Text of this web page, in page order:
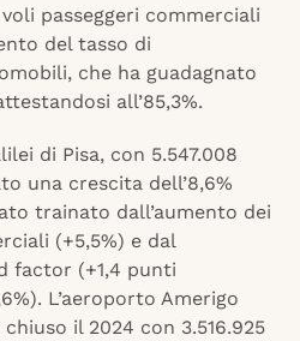
passeggeri commerciali
del tasso di
che ha guadagnato
all’85,3%.
di Pisa, con 5.547.008
una crescita dell’8,6%
trainato dall’aumento dei
(+5,5%) e dal
factor (+1,4 punti
L’aeroporto Amerigo
il 2024 con 3.516.925